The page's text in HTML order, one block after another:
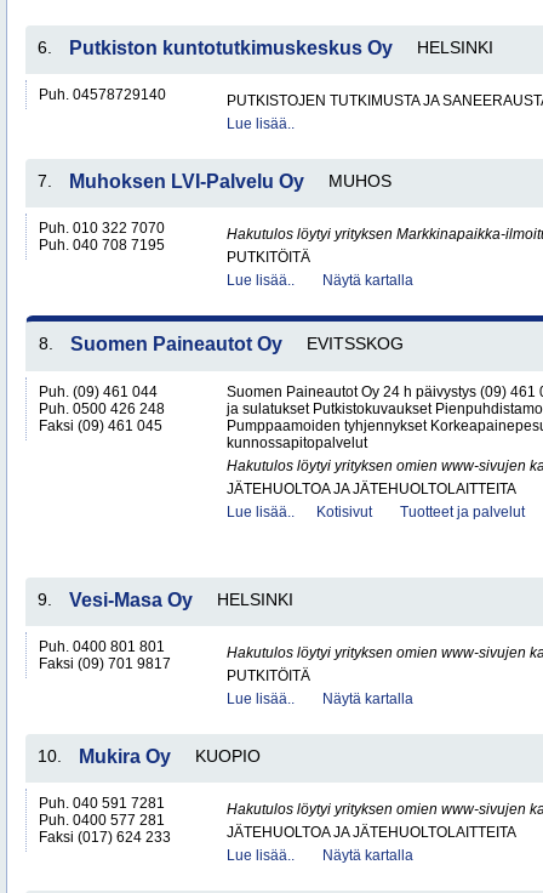
6. Putkiston kuntotutkimuskeskus Oy HELSINKI
Puh. 04578729140
PUTKISTOJEN TUTKIMUSTA JA
Lue lisää..
7. Muhoksen LVI-Palvelu Oy MUHOS
Puh. 010 322 7070
Puh. 040 708 7195
Hakutulos löytyi yrityksen Markkinapaikka-
PUTKITÖITÄ
Lue lisää..
Näytä kartalla
8. Suomen Paineautot Oy EVITSSKOG
Puh. (09) 461 044
Puh. 0500 426 248
Faksi (09) 461 045
Suomen Paineautot Oy 24 h päivystys (09)
ja sulatukset Putkistokuvaukset
Pumppaamoiden tyhjennykset
kunnossapitopalvelut
Hakutulos löytyi yrityksen omien www-sivujen
JÄTEHUOLTOA JA JÄTEHUOLTOLAITTEITA
Lue lisää..
Kotisivut Tuotteet ja palvelut
9. Vesi-Masa Oy HELSINKI
Puh. 0400 801 801
Faksi (09) 701 9817
Hakutulos löytyi yrityksen omien www-sivujen
PUTKITÖITÄ
Lue lisää..
Näytä kartalla
10. Mukira Oy KUOPIO
Puh. 040 591 7281
Puh. 0400 577 281
Faksi (017) 624 233
Hakutulos löytyi yrityksen omien www-sivujen
JÄTEHUOLTOA JA JÄTEHUOLTOLAITTEITA
Lue lisää..
Näytä kartalla